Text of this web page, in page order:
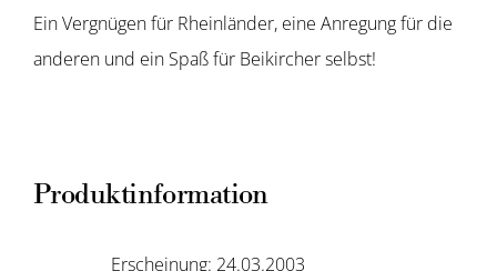
Ein Vergnügen für Rheinländer, eine Anregung für die
anderen und ein Spaß für Beikircher selbst!
Produktinformation
Erscheinung: 24.03.2003